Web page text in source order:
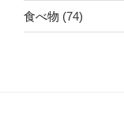
食べ物 (74)